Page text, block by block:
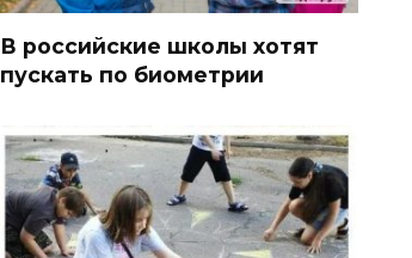
В российские школы хотят
пускать по биометрии